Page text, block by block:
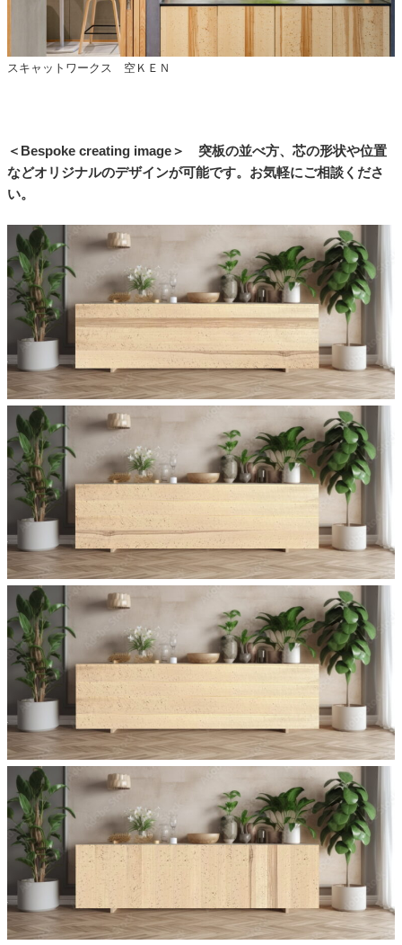
スキャットワークス 空ＫＥＮ
＜Bespoke creating image＞ 突板の並べ方、芯の形状や位置
などオリジナルのデザインが可能です。お気軽にご相談くださ
い。